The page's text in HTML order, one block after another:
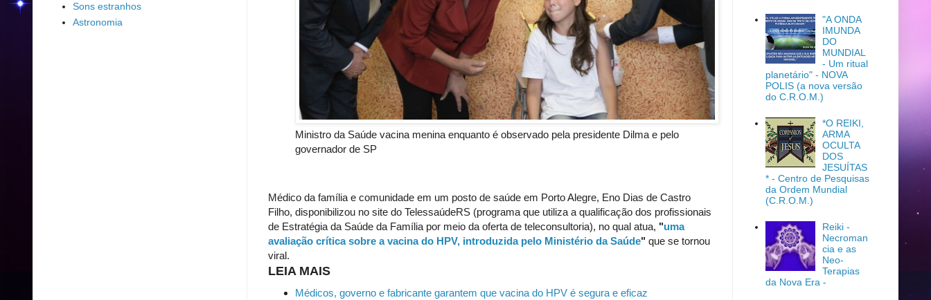
Ministro da Saúde vacina menina enquanto é observado pela presidente Dilma e pelo
governador de SP
Médico da família e comunidade em um posto de saúde em Porto Alegre, Eno Dias de Castro
Filho, disponibilizou no site do TelessaúdeRS (programa que utiliza a qualificação dos profissionais
de Estratégia da Saúde da Família por meio da oferta de teleconsultoria), no qual atua, "uma
avaliação crítica sobre a vacina do HPV, introduzida pelo Ministério da Saúde" que se tornou
viral.
LEIA MAIS
Médicos, governo e fabricante garantem que vacina do HPV é segura e eficaz
Sons estranhos
Astronomia
"A ONDA
IMUNDA
DO
MUNDIAL
- Um ritual
planetário" - NOVA
POLIS (a nova versão
do C.R.O.M.)
*O REIKI,
ARMA
OCULTA
DOS
JESUÍTAS
* - Centro de Pesquisas
da Ordem Mundial
(C.R.O.M.)
Reiki -
Necroman
cia e as
Neo-
Terapias
da Nova Era -